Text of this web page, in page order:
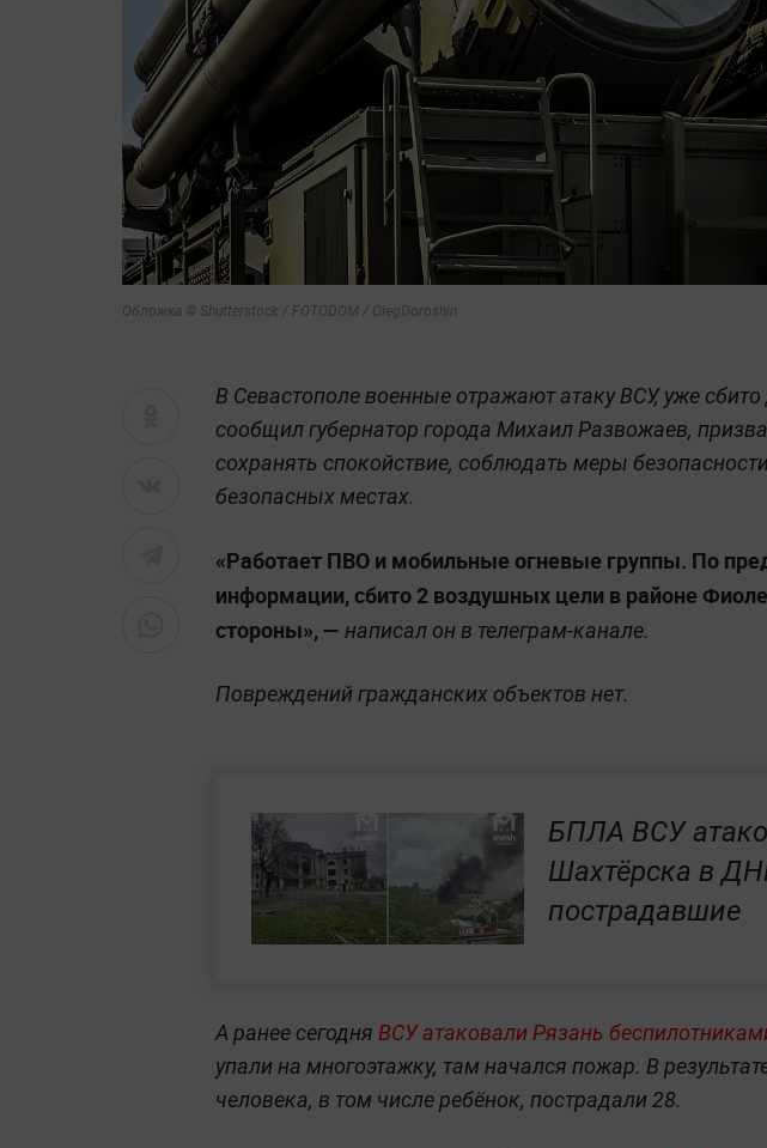
Обложка © Shutterstock / FOTODOM / OlegDoroshin
В Севастополе военные отражают атаку ВСУ, уже
сообщил губернатор города Михаил Развожаев,
сохранять спокойствие, соблюдать меры
безопасных местах.
«Работает ПВО и мобильные огневые группы. По
информации, сбито 2 воздушных цели в районе
стороны», — написал он в телеграм-канале.
Повреждений гражданских объектов нет.
БПЛА ВСУ
Шахтёрска в
пострадавшие
А ранее сегодня ВСУ атаковали Рязань
упали на многоэтажку, там начался пожар. В
человека, в том числе ребёнок, пострадали 28.